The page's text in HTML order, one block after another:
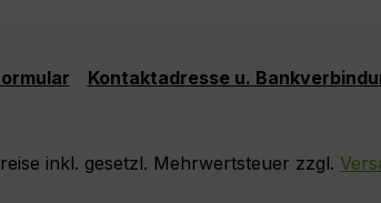
Kontaktadresse u.
inkl. gesetzl. Mehrwertsteuer zzgl.